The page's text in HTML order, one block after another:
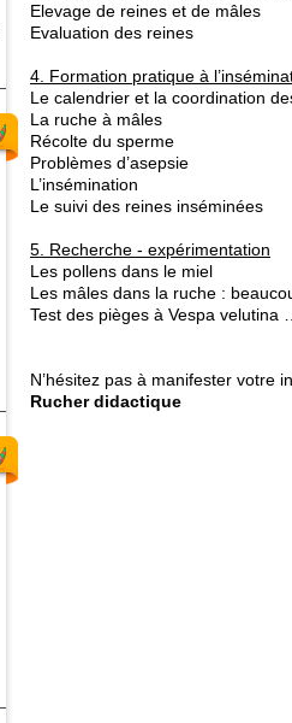
Elevage de reines et de mâles
Evaluation des reines
4. Formation pratique à
Le calendrier et la coordination
La ruche à mâles
Récolte du sperme
Problèmes d’asepsie
L’insémination
Le suivi des reines inséminées
5. Recherche - expérimentation
Les pollens dans le miel
Les mâles dans la ruche :
Test des pièges à Vespa velutina
N’hésitez pas à manifester votre
Rucher didactique